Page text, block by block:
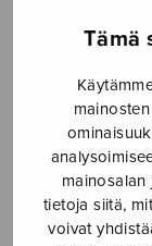
Tämä
tietoja siitä,
voivat
Etusivu ›